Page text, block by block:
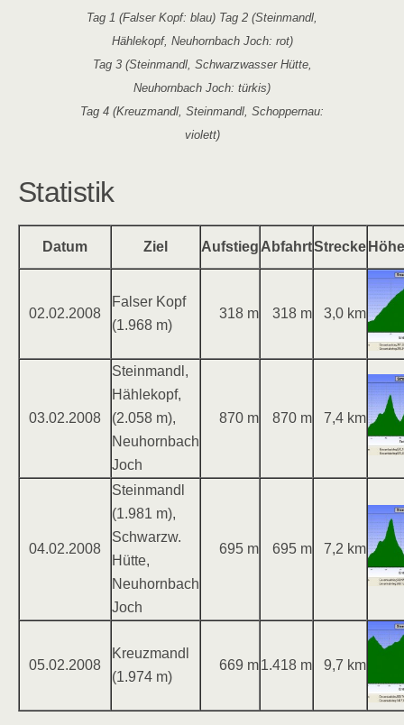
Tag 1 (Falser Kopf: blau) Tag 2 (Steinmandl,
Hählekopf, Neuhornbach Joch: rot)
Tag 3 (Steinmandl, Schwarzwasser Hütte,
Neuhornbach Joch: türkis)
Tag 4 (Kreuzmandl, Steinmandl, Schoppernau:
violett)
Statistik
Datum Ziel Aufstieg AbfahrtStrecke
02.02.2008
Falser Kopf
(1.968 m)
318 m 318 m 3,0 km
03.02.2008
Steinmandl,
Hählekopf,
(2.058 m),
Neuhornbach
Joch
870 m 870 m 7,4 km
04.02.2008
Steinmandl
(1.981 m),
Schwarzw.
Hütte,
Neuhornbach
Joch
695 m 695 m 7,2 km
05.02.2008
Kreuzmandl
(1.974 m)
669 m1.418 m 9,7 km